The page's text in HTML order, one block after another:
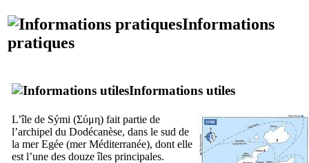
Informations
pratiques
Informations utiles
L’île de Sými (Σύμη) fait partie de
l’archipel du Dodécanèse, dans le sud de
la mer Egée (mer Méditerranée), dont elle
est l’une des douze îles principales.